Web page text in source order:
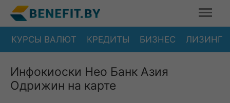
КУРСЫ ВАЛЮТ КРЕДИТЫ БИЗНЕС ЛИЗИНГ
Инфокиоски Нео Банк Азия
Одрижин на карте